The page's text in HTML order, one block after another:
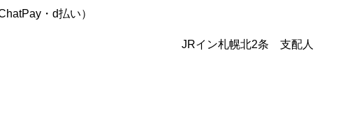
・d払い）
JRイン札幌北2条 支配人